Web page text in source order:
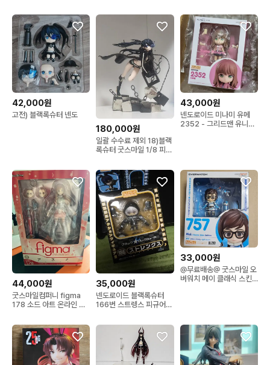
42,000원
고전) 블랙록슈터 넨도
180,000원
일괄 수수료 제외 18)블랙
록슈터 굿스마일 1/8 피규
43,000원
넨도로이드 미나미 유메
2352 - 그리드맨 유니버
44,000원
굿스마일컴퍼니 figma
178 소드 아트 온라인 아
35,000원
넨도로이드 블랙록슈터
166번 스트렝스 피규어
33,000원
@무료배송@ 굿스마일 오
버워치 메이 클래식 스킨